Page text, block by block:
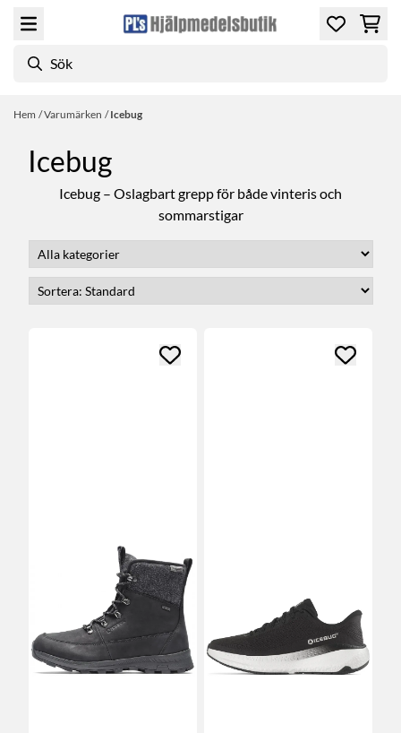
Hoppa till innehåll
Hem /Varumärken /Icebug
Icebug
Icebug – Oslagbart grepp för både vinteris och
sommarstigar